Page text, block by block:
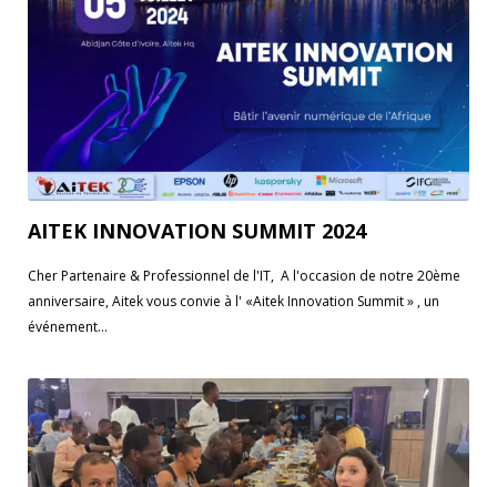
AITEK INNOVATION SUMMIT 2024
Cher Partenaire & Professionnel de l'IT, A l'occasion de notre 20ème
anniversaire, Aitek vous convie à l' «Aitek Innovation Summit » , un
événement...